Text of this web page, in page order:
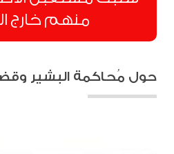
منهم خارج
حول مُحاكمة البشير